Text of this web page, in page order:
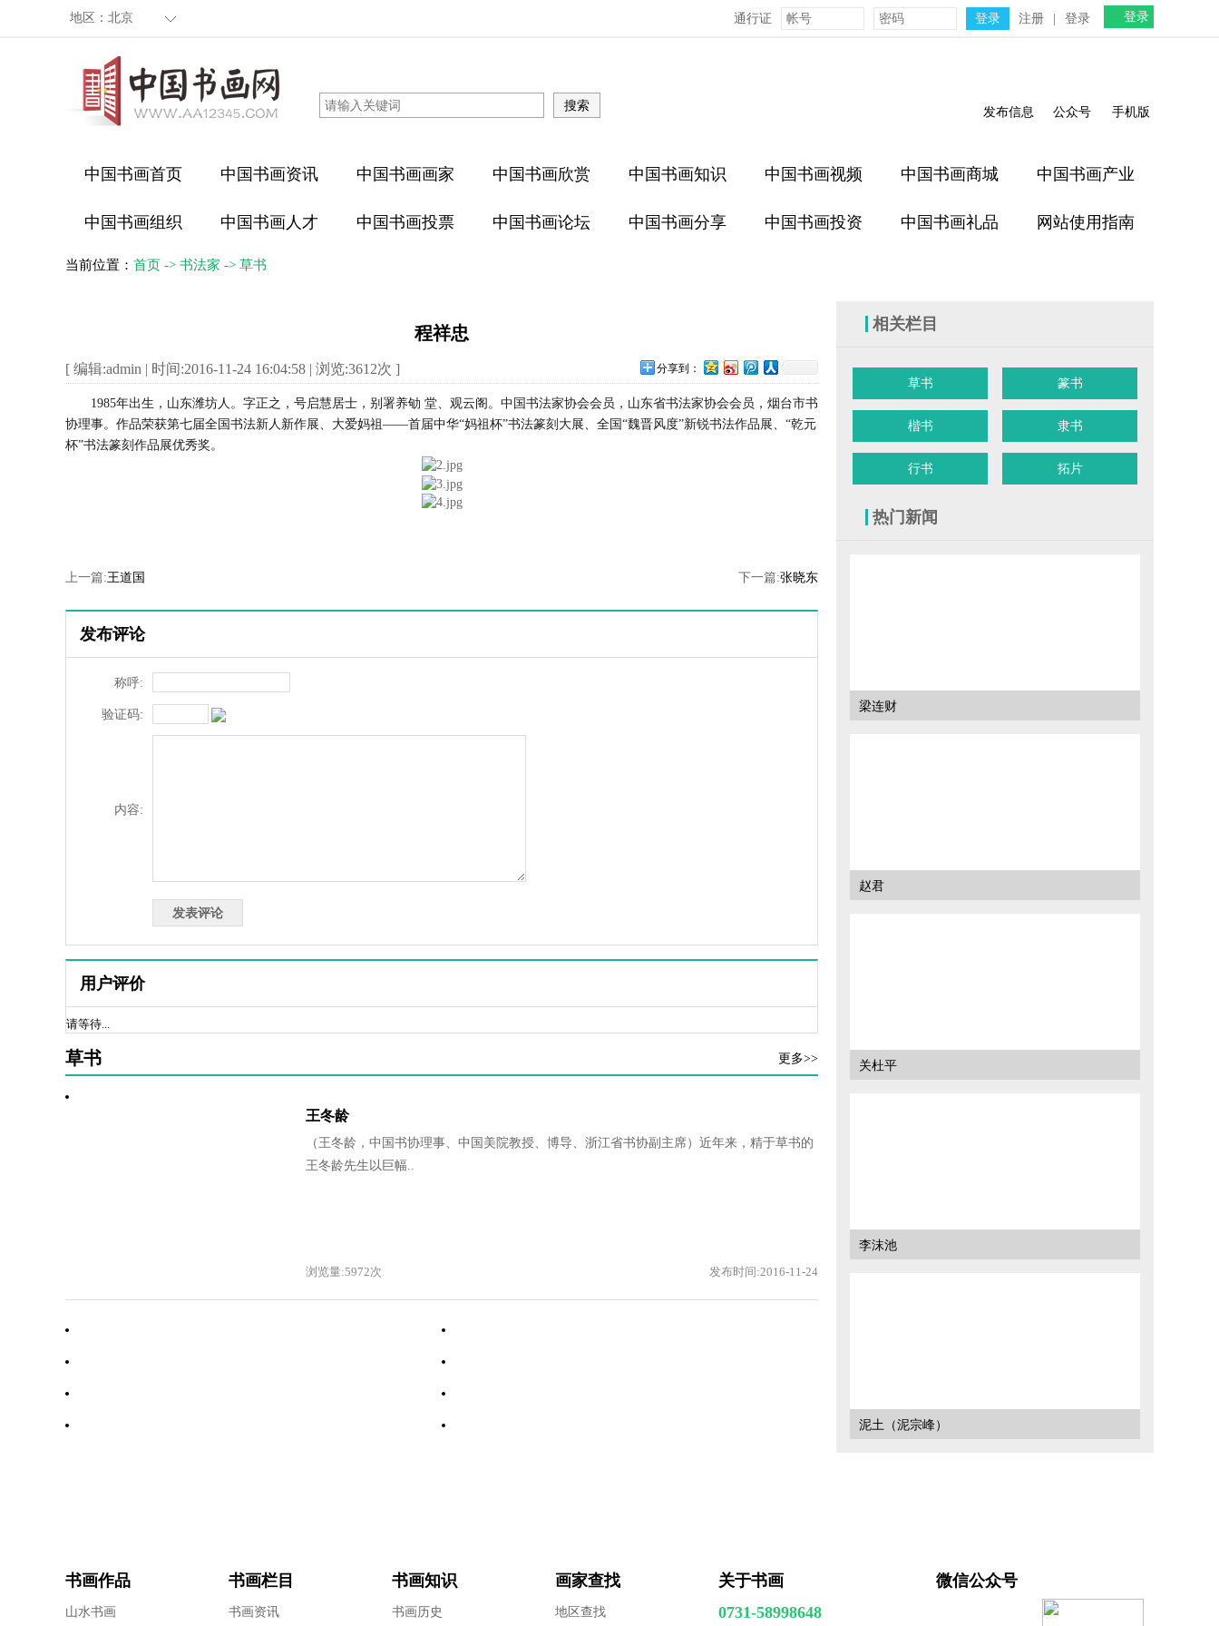
地区： 北京 通行证 注册 登录 登录
发布信息 公众号 手机版
中国书画首页 中国书画资讯 中国书画画家 中国书画欣赏 中国书画知识 中国书画视频 中国书画商城 中国书画产业
中国书画组织 中国书画人才 中国书画投票 中国书画论坛 中国书画分享 中国书画投资 中国书画礼品 网站使用指南
当前位置： 首页 -> 书法家 -> 草书
程祥忠
[ 编辑:admin | 时间:2016-11-24 16:04:58 | 浏览:3612次 ] 分享到：
1985年出生，山东潍坊人。字正之，号启慧居士，别署养劬 堂、观云阁。中国书法家协会会员，山东省书法家协会会员，烟台市书
协理事。 作品荣获第七届全国书法新人新作展、大爱妈祖——首届中华“妈祖杯”书法篆刻大展、全国“魏晋风度”新锐书法作品展、 “乾元
杯”书法篆刻作品展优秀奖。
上一篇:王道国 下一篇:张晓东
发布评论
称呼:
验证码:
内容:
用户评价
请等待...
草书 更多>>
王冬龄
（王冬龄，中国书协理事、中国美院教授、博导、浙江省书协副主席）近年来，精于草书的
王冬龄先生以巨幅..
浏览量:5972次 发布时间:2016-11-24
·
·
·
相关栏目
草书 篆书
楷书 隶书
行书 拓片
热门新闻
梁连财
赵君
关杜平
李沫池
泥土（泥宗峰）
书画作品
山水书画
书画栏目
书画资讯
书画知识
书画历史
画家查找
地区查找
关于书画
0731-58998648
微信公众号